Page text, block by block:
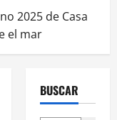
2025 de Casa
el mar
BUSCAR